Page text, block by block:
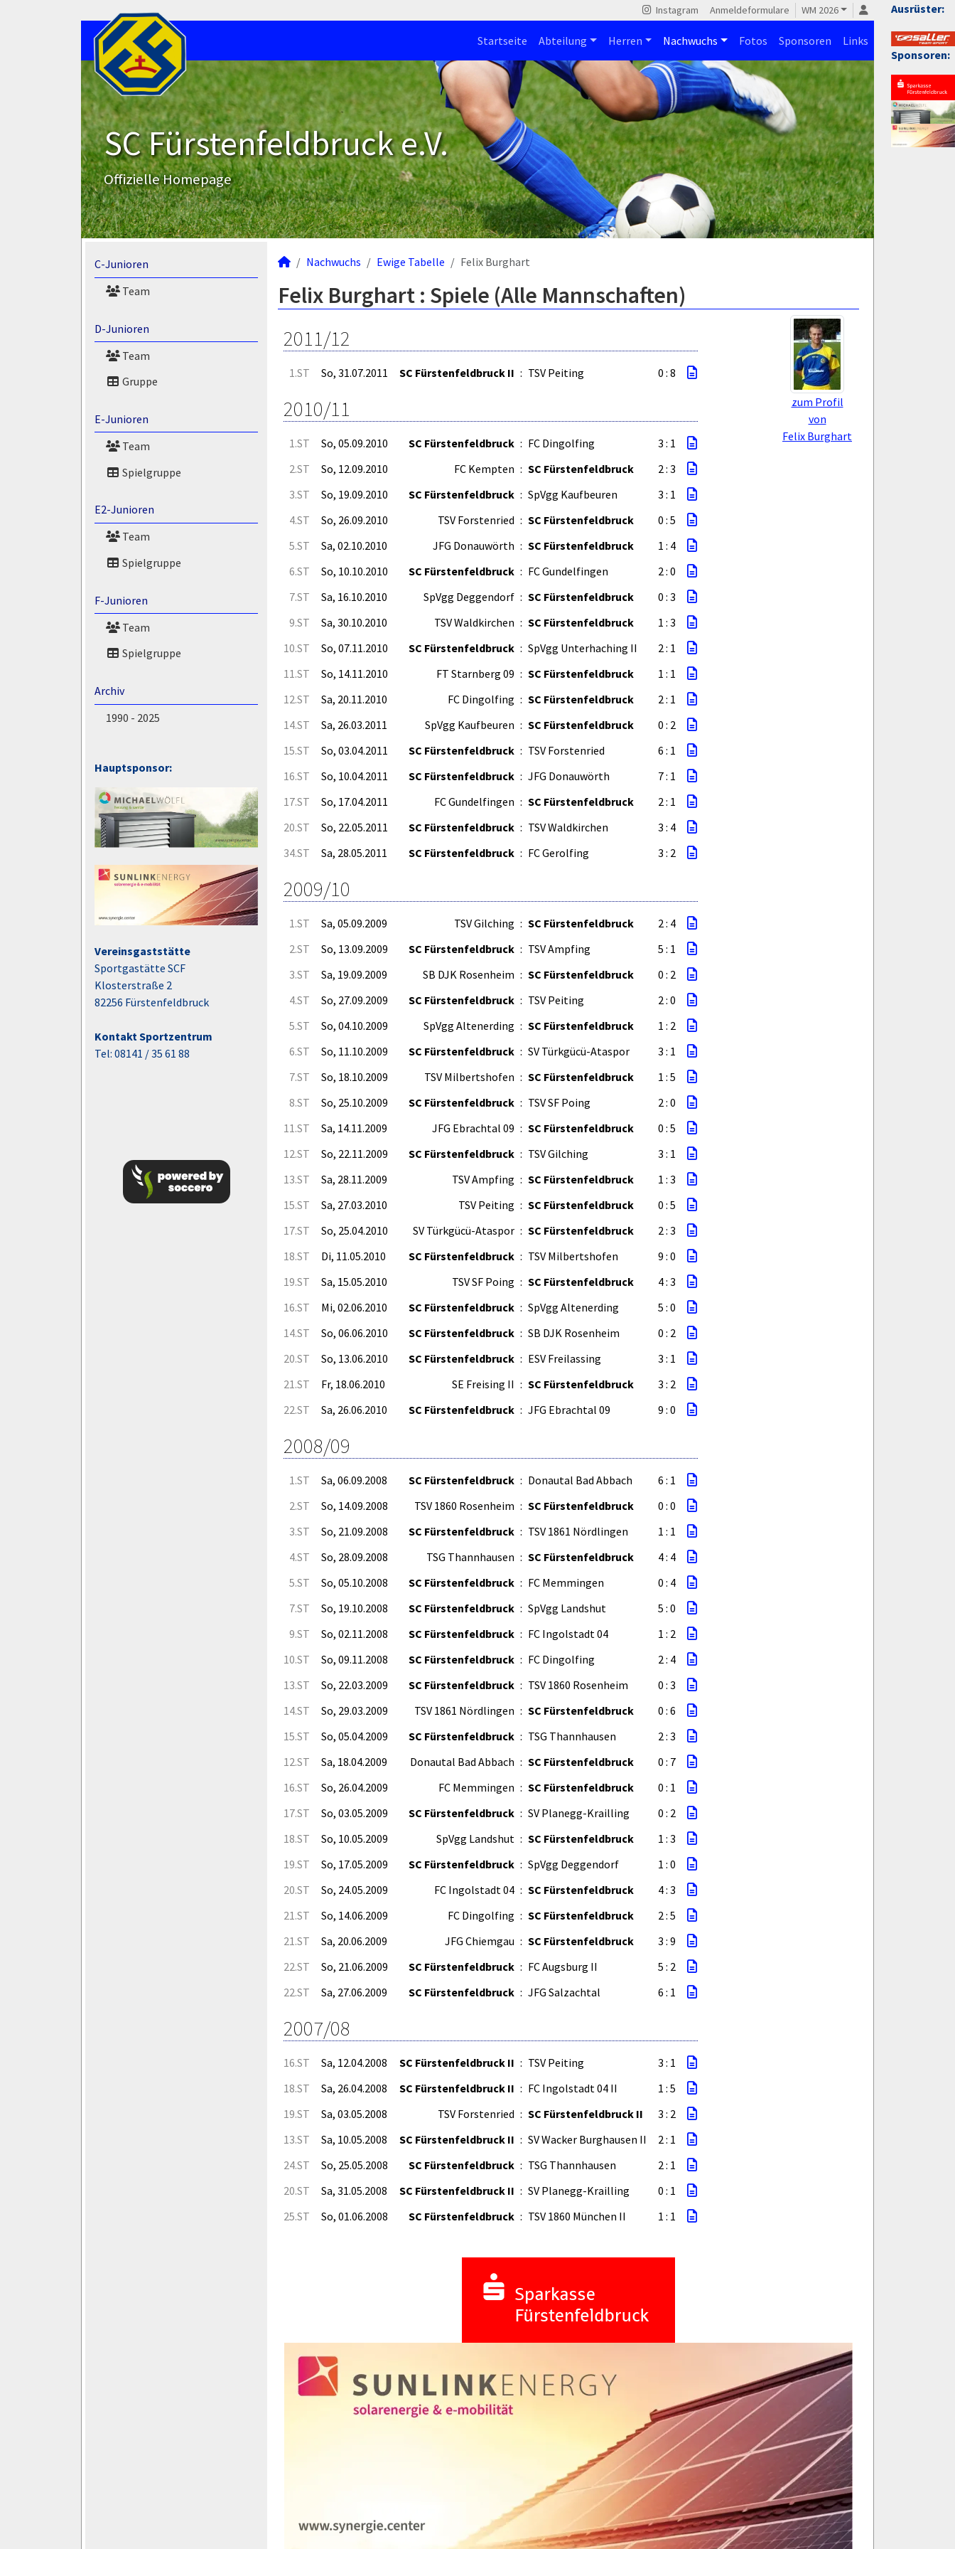
Ausrüster:
Sponsoren:
Instagram Anmeldeformulare WM 2026
Startseite Abteilung Herren Nachwuchs Fotos Sponsoren Links
SC Fürstenfeldbruck e.V.
Offizielle Homepage
C-Junioren
Team
D-Junioren
Team
Gruppe
E-Junioren
Team
Spielgruppe
E2-Junioren
Team
Spielgruppe
F-Junioren
Team
Spielgruppe
Archiv
1990 - 2025
Hauptsponsor:
Vereinsgaststätte
Sportgastätte SCF
Klosterstraße 2
82256 Fürstenfeldbruck
Kontakt Sportzentrum
Tel: 08141 / 35 61 88
Nachwuchs Ewige Tabelle Felix Burghart
Felix Burghart : Spiele (Alle Mannschaften)
zum Profil
von
Felix Burghart
2011/12
1.ST So, 31.07.2011 SC Fürstenfeldbruck II : TSV Peiting 0 : 8
2010/11
1.ST So, 05.09.2010 SC Fürstenfeldbruck : FC Dingolfing
3 : 1
2.ST
So, 12.09.2010 FC Kempten : SC Fürstenfeldbruck
2 : 3
3.ST
So, 19.09.2010 SC Fürstenfeldbruck : SpVgg Kaufbeuren
3 : 1
4.ST
So, 26.09.2010 TSV Forstenried : SC Fürstenfeldbruck
0 : 5
5.ST
Sa, 02.10.2010 JFG Donauwörth : SC Fürstenfeldbruck
1 : 4
6.ST
So, 10.10.2010 SC Fürstenfeldbruck : FC Gundelfingen
2 : 0
7.ST
Sa, 16.10.2010 SpVgg Deggendorf : SC Fürstenfeldbruck
0 : 3
9.ST
Sa, 30.10.2010 TSV Waldkirchen : SC Fürstenfeldbruck
1 : 3
10.ST
So, 07.11.2010 SC Fürstenfeldbruck : SpVgg Unterhaching II
2 : 1
11.ST
So, 14.11.2010 FT Starnberg 09 : SC Fürstenfeldbruck
1 : 1
12.ST
Sa, 20.11.2010 FC Dingolfing : SC Fürstenfeldbruck
2 : 1
14.ST
Sa, 26.03.2011 SpVgg Kaufbeuren : SC Fürstenfeldbruck
0 : 2
15.ST
So, 03.04.2011 SC Fürstenfeldbruck : TSV Forstenried
6 : 1
16.ST
So, 10.04.2011 SC Fürstenfeldbruck : JFG Donauwörth
7 : 1
17.ST
So, 17.04.2011 FC Gundelfingen : SC Fürstenfeldbruck
2 : 1
20.ST
So, 22.05.2011 SC Fürstenfeldbruck : TSV Waldkirchen
3 : 4
34.ST
Sa, 28.05.2011 SC Fürstenfeldbruck : FC Gerolfing 3 : 2
2009/10
1.ST Sa, 05.09.2009 TSV Gilching : SC Fürstenfeldbruck
2 : 4
2.ST
So, 13.09.2009 SC Fürstenfeldbruck : TSV Ampfing
5 : 1
3.ST
Sa, 19.09.2009 SB DJK Rosenheim : SC Fürstenfeldbruck
0 : 2
4.ST
So, 27.09.2009 SC Fürstenfeldbruck : TSV Peiting
2 : 0
5.ST
So, 04.10.2009 SpVgg Altenerding : SC Fürstenfeldbruck
1 : 2
6.ST
So, 11.10.2009 SC Fürstenfeldbruck : SV Türkgücü-Ataspor
3 : 1
7.ST
So, 18.10.2009 TSV Milbertshofen : SC Fürstenfeldbruck
1 : 5
8.ST
So, 25.10.2009 SC Fürstenfeldbruck : TSV SF Poing
2 : 0
11.ST
Sa, 14.11.2009 JFG Ebrachtal 09 : SC Fürstenfeldbruck
0 : 5
12.ST
So, 22.11.2009 SC Fürstenfeldbruck : TSV Gilching
3 : 1
13.ST
Sa, 28.11.2009 TSV Ampfing : SC Fürstenfeldbruck
1 : 3
15.ST
Sa, 27.03.2010 TSV Peiting : SC Fürstenfeldbruck
0 : 5
17.ST
So, 25.04.2010 SV Türkgücü-Ataspor : SC Fürstenfeldbruck
2 : 3
18.ST
Di, 11.05.2010 SC Fürstenfeldbruck : TSV Milbertshofen
9 : 0
19.ST
Sa, 15.05.2010 TSV SF Poing : SC Fürstenfeldbruck
4 : 3
16.ST
Mi, 02.06.2010 SC Fürstenfeldbruck : SpVgg Altenerding
5 : 0
14.ST
So, 06.06.2010 SC Fürstenfeldbruck : SB DJK Rosenheim
0 : 2
20.ST
So, 13.06.2010 SC Fürstenfeldbruck : ESV Freilassing
3 : 1
21.ST
Fr, 18.06.2010 SE Freising II : SC Fürstenfeldbruck
3 : 2
22.ST
Sa, 26.06.2010 SC Fürstenfeldbruck : JFG Ebrachtal 09 9 : 0
2008/09
1.ST Sa, 06.09.2008 SC Fürstenfeldbruck : Donautal Bad Abbach
6 : 1
2.ST
So, 14.09.2008 TSV 1860 Rosenheim : SC Fürstenfeldbruck
0 : 0
3.ST
So, 21.09.2008 SC Fürstenfeldbruck : TSV 1861 Nördlingen
1 : 1
4.ST
So, 28.09.2008 TSG Thannhausen : SC Fürstenfeldbruck
4 : 4
5.ST
So, 05.10.2008 SC Fürstenfeldbruck : FC Memmingen
0 : 4
7.ST
So, 19.10.2008 SC Fürstenfeldbruck : SpVgg Landshut
5 : 0
9.ST
So, 02.11.2008 SC Fürstenfeldbruck : FC Ingolstadt 04
1 : 2
10.ST
So, 09.11.2008 SC Fürstenfeldbruck : FC Dingolfing
2 : 4
13.ST
So, 22.03.2009 SC Fürstenfeldbruck : TSV 1860 Rosenheim
0 : 3
14.ST
So, 29.03.2009 TSV 1861 Nördlingen : SC Fürstenfeldbruck
0 : 6
15.ST
So, 05.04.2009 SC Fürstenfeldbruck : TSG Thannhausen
2 : 3
12.ST
Sa, 18.04.2009 Donautal Bad Abbach : SC Fürstenfeldbruck
0 : 7
16.ST
So, 26.04.2009 FC Memmingen : SC Fürstenfeldbruck
0 : 1
17.ST
So, 03.05.2009 SC Fürstenfeldbruck : SV Planegg-Krailling
0 : 2
18.ST
So, 10.05.2009 SpVgg Landshut : SC Fürstenfeldbruck
1 : 3
19.ST
So, 17.05.2009 SC Fürstenfeldbruck : SpVgg Deggendorf
1 : 0
20.ST
So, 24.05.2009 FC Ingolstadt 04 : SC Fürstenfeldbruck
4 : 3
21.ST
So, 14.06.2009 FC Dingolfing : SC Fürstenfeldbruck
2 : 5
21.ST
Sa, 20.06.2009 JFG Chiemgau : SC Fürstenfeldbruck
3 : 9
22.ST
So, 21.06.2009 SC Fürstenfeldbruck : FC Augsburg II
5 : 2
22.ST
Sa, 27.06.2009 SC Fürstenfeldbruck : JFG Salzachtal 6 : 1
2007/08
16.ST Sa, 12.04.2008 SC Fürstenfeldbruck II : TSV Peiting
3 : 1
18.ST
Sa, 26.04.2008 SC Fürstenfeldbruck II : FC Ingolstadt 04 II
1 : 5
19.ST
Sa, 03.05.2008 TSV Forstenried : SC Fürstenfeldbruck II
3 : 2
13.ST
Sa, 10.05.2008 SC Fürstenfeldbruck II : SV Wacker Burghausen II
2 : 1
24.ST
So, 25.05.2008 SC Fürstenfeldbruck : TSG Thannhausen
2 : 1
20.ST
Sa, 31.05.2008 SC Fürstenfeldbruck II : SV Planegg-Krailling
0 : 1
25.ST
So, 01.06.2008 SC Fürstenfeldbruck : TSV 1860 München II 1 : 1